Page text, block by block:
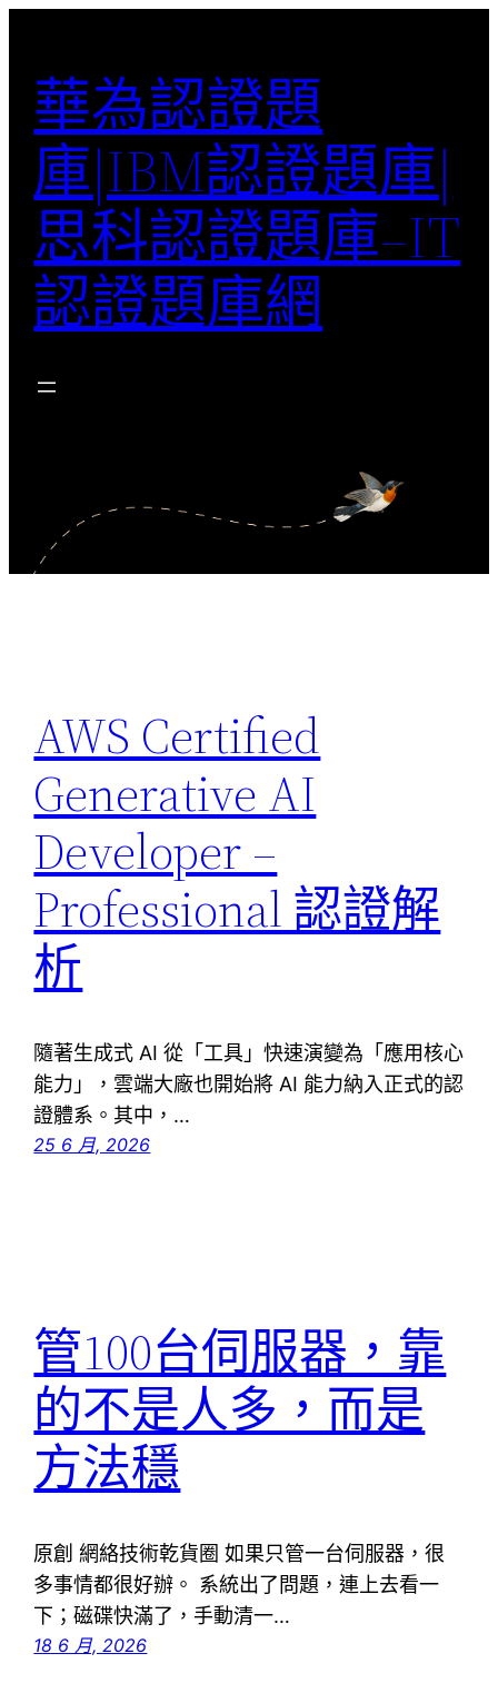
華為認證題
庫|IBM認證題庫|
思科認證題庫–IT
認證題庫網
AWS Certified
Generative AI
Developer –
Professional 認證解
析
隨著生成式 AI 從「工具」快速演變為「應用核心
能力」，雲端大廠也開始將 AI 能力納入正式的認
證體系。其中，…
25 6 月, 2026
管100台伺服器，靠
的不是人多，而是
方法穩
原創 網絡技術乾貨圈 如果只管一台伺服器，很
多事情都很好辦。 系統出了問題，連上去看一
下；磁碟快滿了，手動清一…
18 6 月, 2026